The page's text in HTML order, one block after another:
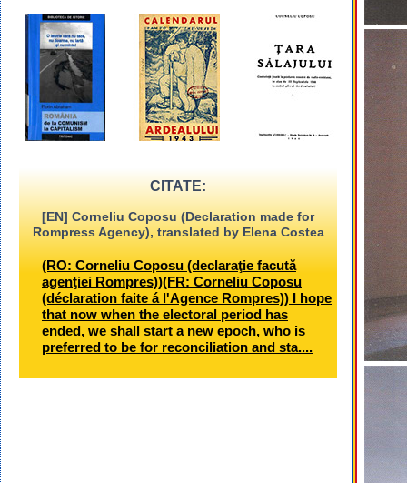
CITATE:
[EN] Corneliu Coposu (Declaration made for
Rompress Agency), translated by Elena Costea
(RO: Corneliu Coposu (declaraţie facută
agenţiei Rompres))(FR: Corneliu Coposu
(déclaration faite á l'Agence Rompres)) I hope
that now when the electoral period has
ended, we shall start a new epoch, who is
preferred to be for reconciliation and sta....